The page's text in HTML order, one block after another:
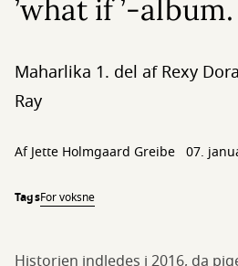
’what if ’-album.
Maharlika 1. del af Rexy
Ray
AfJette Holmgaard Greibe 07.
TagsFor voksne
Historien indledes i 2016, da